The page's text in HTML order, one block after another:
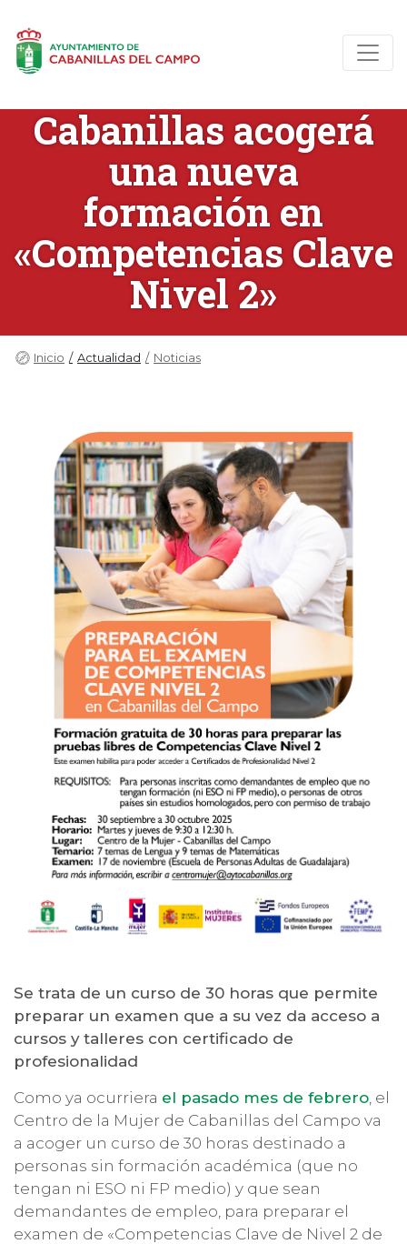
Cabanillas acogerá
una nueva
formación en
«Competencias Clave
Nivel 2»
Inicio Actualidad Noticias
Se trata de un curso de 30 horas que permite
preparar un examen que a su vez da acceso a
cursos y talleres con certificado de
profesionalidad
Como ya ocurriera el pasado mes de febrero , el
Centro de la Mujer de Cabanillas del Campo va
a acoger un curso de 30 horas destinado a
personas sin formación académica (que no
tengan ni ESO ni FP medio) y que sean
demandantes de empleo, para preparar el
examen de «Competencias Clave de Nivel 2 de